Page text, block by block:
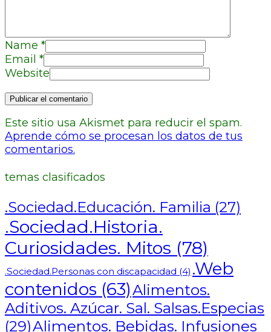
Name *
Email *
Website
Este sitio usa Akismet para reducir el spam.
Aprende cómo se procesan los datos de tus
comentarios.
temas clasificados
.Sociedad.Educación. Familia (27)
.Sociedad.Historia.
Curiosidades. Mitos (78)
.Sociedad.Personas con discapacidad (4) .Web
contenidos (63)Alimentos.
Aditivos. Azúcar. Sal. Salsas.Especias
(29)Alimentos. Bebidas. Infusiones